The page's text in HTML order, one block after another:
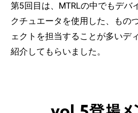
第5回目は、MTRLの中でもデバ
クチュエータを使用した、もの
ェクトを担当することが多いデ
紹介してもらいました。